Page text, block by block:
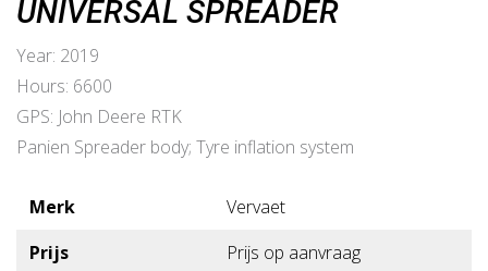
UNIVERSAL SPREADER
Year: 2019
Hours: 6600
GPS: John Deere RTK
Panien Spreader body; Tyre inflation system
Merk
Vervaet
Prijs
Prijs op aanvraag